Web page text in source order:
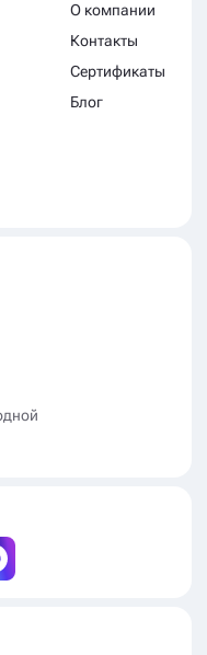
О компании
Контакты
Сертификаты
Блог